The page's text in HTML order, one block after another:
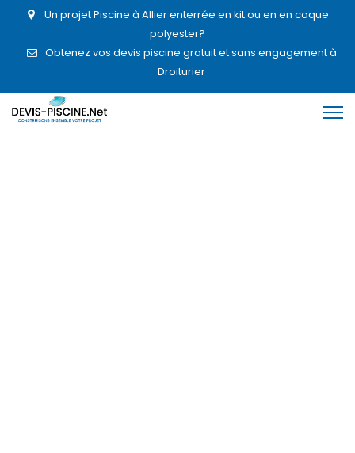
Un projet Piscine à Allier enterrée en kit ou en en coque
polyester?
Obtenez vos devis piscine gratuit et sans engagement à
Droiturier